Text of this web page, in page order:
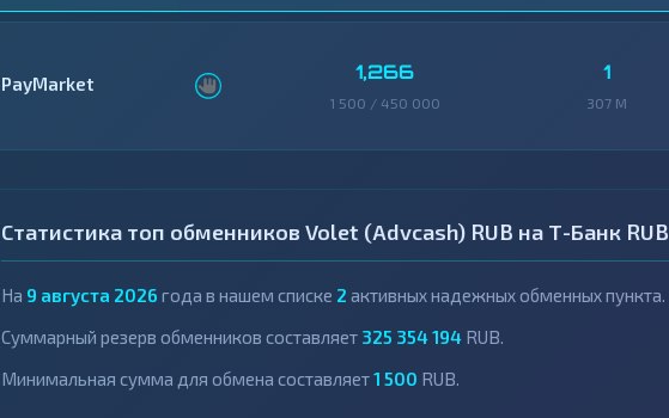
PayMarket 1,266
1 500 / 450 000
1
307 M
Статистика топ обменников Volet (Advcash) RUB на Т-Банк RUB
На 9 августа 2026 года в нашем списке 2 активных надежных обменных пункта.
Суммарный резерв обменников составляет 325 354 194 RUB.
Минимальная сумма для обмена составляет1 500 RUB.